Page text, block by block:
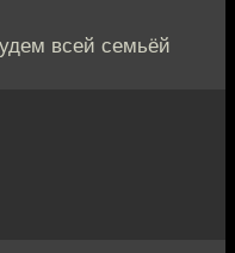
всей семьёй